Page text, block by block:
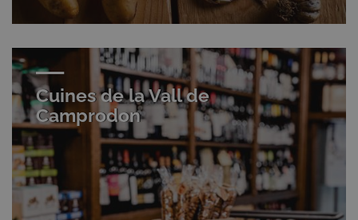
Cuines de la Vall de
Camprodon